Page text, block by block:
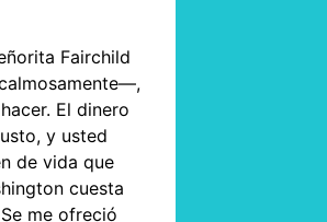
Fairchild
El dinero
y usted
de vida que
cuesta
me ofreció